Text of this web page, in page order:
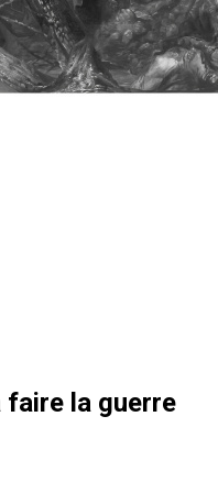
la guerre